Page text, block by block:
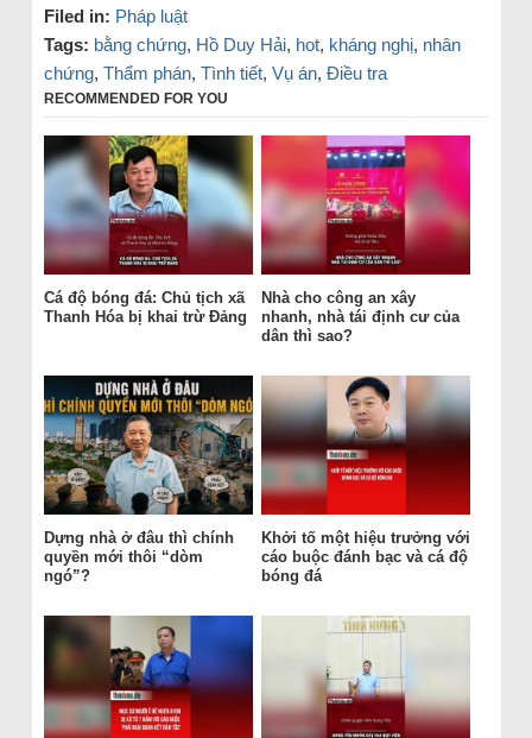
Filed in: Pháp luật
Tags: bằng chứng, Hồ Duy Hải, hot, kháng nghị, nhân
chứng, Thẩm phán, Tình tiết, Vụ án, Điều tra
RECOMMENDED FOR YOU
Cá độ bóng đá: Chủ tịch xã
Thanh Hóa bị khai trừ Đảng
Nhà cho công an xây
nhanh, nhà tái định cư của
dân thì sao?
Dựng nhà ở đâu thì chính
quyền mới thôi “dòm
ngó”?
Khởi tố một hiệu trưởng với
cáo buộc đánh bạc và cá độ
bóng đá